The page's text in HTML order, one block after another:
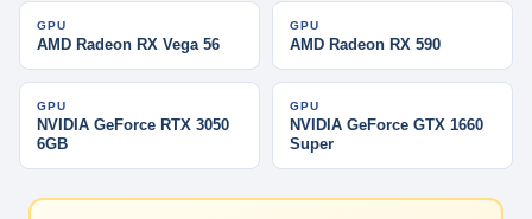
GPU
AMD Radeon RX Vega 56
GPU
AMD Radeon RX 590
GPU
NVIDIA GeForce RTX 3050
6GB
GPU
NVIDIA GeForce GTX 1660
Super